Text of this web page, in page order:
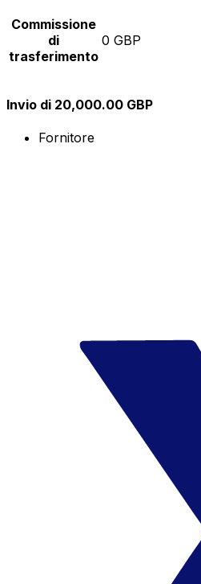
Commissione
di
trasferimento
0 GBP
Invio di 20,000.00 GBP
Fornitore